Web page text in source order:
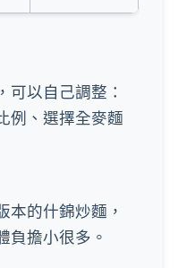
可以自己調整：
例、選擇全麥麵
本的什錦炒麵，
負擔小很多。